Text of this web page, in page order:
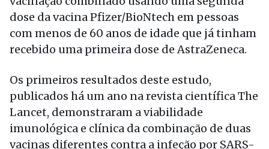
dose da vacina Pfizer/BioNtech em pessoas
com menos de 60 anos de idade que já tinham
recebido uma primeira dose de AstraZeneca.
Os primeiros resultados deste estudo,
publicados há um ano na revista científica The
Lancet, demonstraram a viabilidade
imunológica e clínica da combinação de duas
vacinas diferentes contra a infeção por SARS-